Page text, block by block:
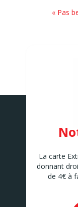
« Pas
La carte
donnant
de 4€ à